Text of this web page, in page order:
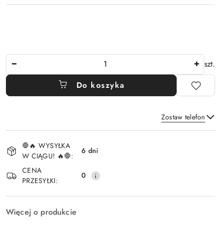
szt.
Do koszyka
Zostaw telefon
Dostępność
i
dostawa
🛑🔥 WYSYŁKA
W CIĄGU! 🔥🛑:
6 dni
CENA
PRZESYŁKI:
0
Więcej o produkcie